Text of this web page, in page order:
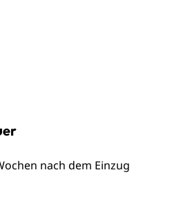
nach dem Einzug